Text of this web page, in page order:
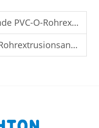
für umweltfreundliche Fabriken
den Umweltstandards entspricht